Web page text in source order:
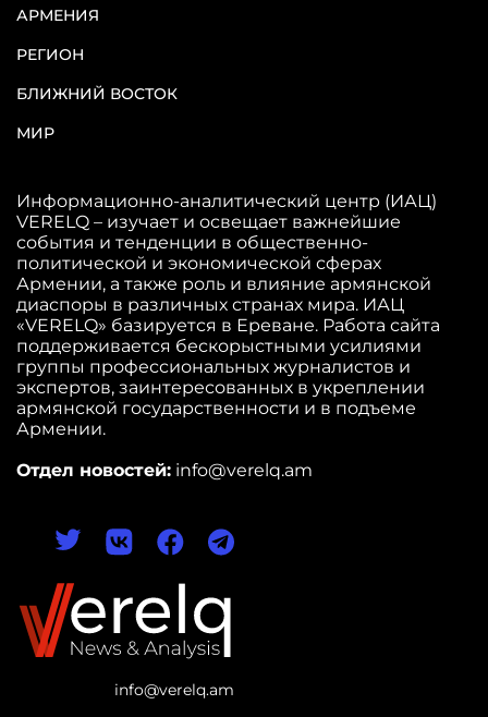
info@verelq.am
АРМЕНИЯ
РЕГИОН
БЛИЖНИЙ ВОСТОК
МИР
Информационно-аналитический центр (ИАЦ)
VERELQ – изучает и освещает важнейшие
события и тенденции в общественно-
политической и экономической сферах
Армении, а также роль и влияние армянской
диаспоры в различных странах мира. ИАЦ
«VERELQ» базируется в Ереване. Работа сайта
поддерживается бескорыстными усилиями
группы профессиональных журналистов и
экспертов, заинтересованных в укреплении
армянской государственности и в подъеме
Армении.
Отдел новостей: info@verelq.am